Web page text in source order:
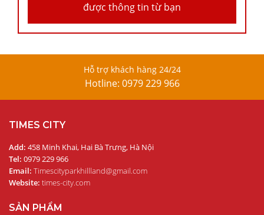
được thông tin từ bạn
Hỗ trợ khách hàng 24/24
Hotline: 0979 229 966
TIMES CITY
Add: 458 Minh Khai, Hai Bà Trưng, Hà Nội
Tel: 0979 229 966
Email: Timescityparkhillland@gmail.com
Website: times-city.com
SẢN PHẨM